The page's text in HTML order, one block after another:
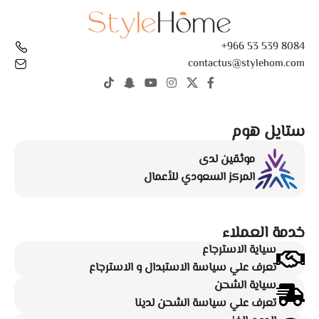
ستايل هوم
موثقين لدى
المركز السعودي للأعمال
خدمة العملاء
سياية الاسترجاع
تعرف علي سياسة الاستبدال و الاسترجاع
سياية الشحن
تعرف علي سياسة الشحن لدينا
8084 539 53 966+
contactus@stylehom.com